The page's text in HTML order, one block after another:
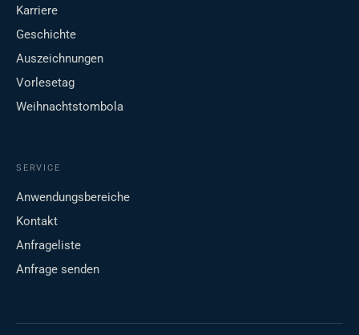
Karriere
Geschichte
Auszeichnungen
Vorlesetag
Weihnachtstombola
SERVICE
Anwendungsbereiche
Kontakt
Anfrageliste
Anfrage senden